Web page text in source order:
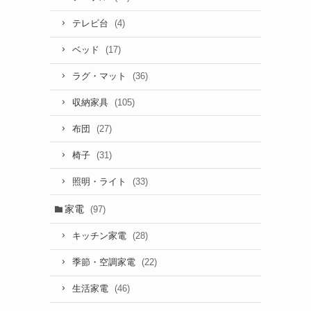
テレビ台 (4)
ベッド (17)
ラグ・マット (36)
収納家具 (105)
布団 (27)
椅子 (31)
照明・ライト (33)
家電 (97)
キッチン家電 (28)
季節・空調家電 (22)
生活家電 (46)